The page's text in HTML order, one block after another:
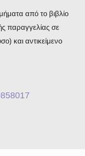
από το βιβλίο
παραγγελίας σε
και αντικείμενο